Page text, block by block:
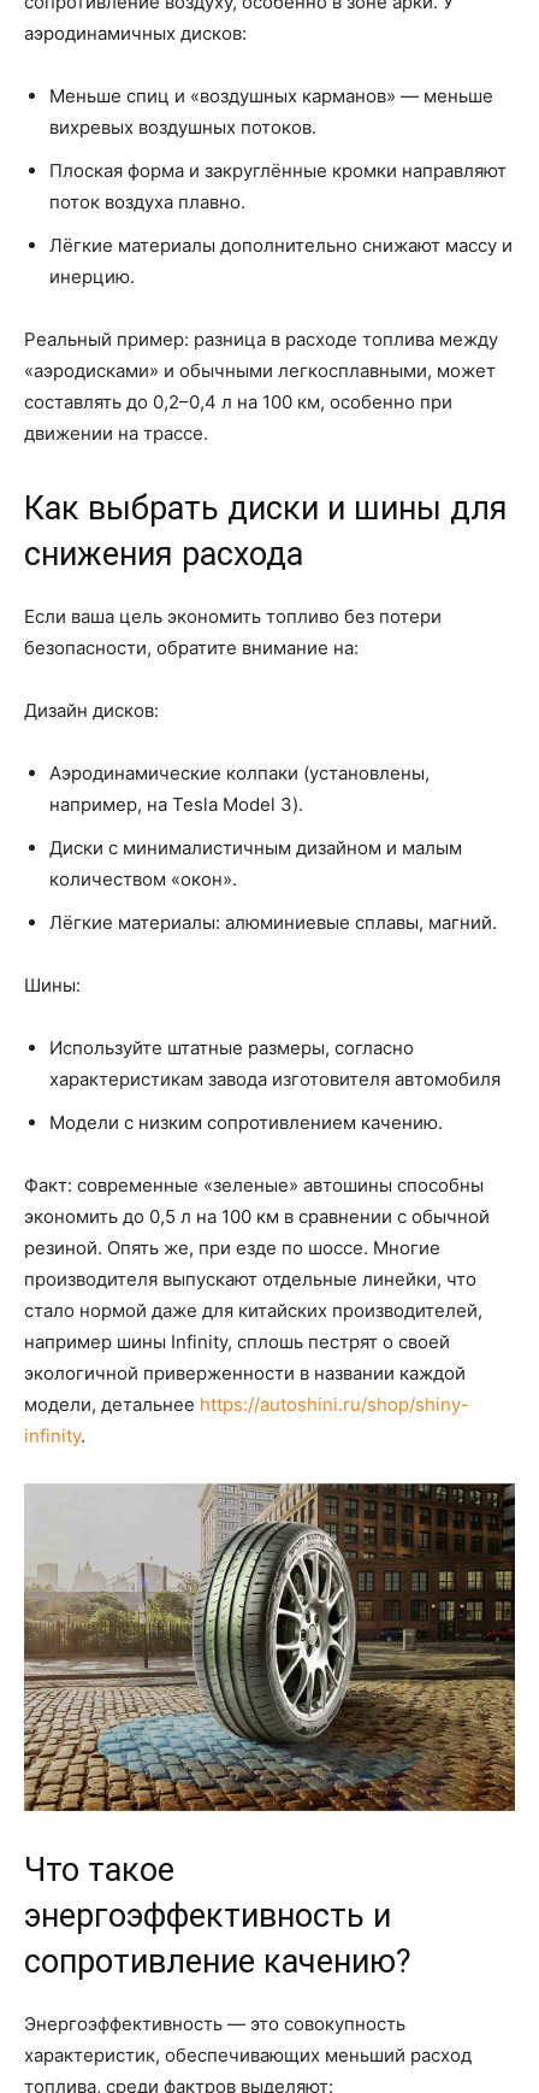
аэродинамичных дисков:
Меньше спиц и «воздушных карманов» — меньше
вихревых воздушных потоков.
Плоская форма и закруглённые кромки направляют
поток воздуха плавно.
Лёгкие материалы дополнительно снижают массу и
инерцию.
Реальный пример: разница в расходе топлива между
«аэродисками» и обычными легкосплавными, может
составлять до 0,2–0,4 л на 100 км, особенно при
движении на трассе.
Как выбрать диски и шины для
снижения расхода
Если ваша цель экономить топливо без потери
безопасности, обратите внимание на:
Дизайн дисков:
Аэродинамические колпаки (установлены,
например, на Tesla Model 3).
Диски с минималистичным дизайном и малым
количеством «окон».
Лёгкие материалы: алюминиевые сплавы, магний.
Шины:
Используйте штатные размеры, согласно
характеристикам завода изготовителя автомобиля
Модели с низким сопротивлением качению.
Факт: современные «зеленые» автошины способны
экономить до 0,5 л на 100 км в сравнении с обычной
резиной. Опять же, при езде по шоссе. Многие
производителя выпускают отдельные линейки, что
стало нормой даже для китайских производителей,
например шины Infinity, сплошь пестрят о своей
экологичной приверженности в названии каждой
модели, детальнее https://autoshini.ru/shop/shiny-
infinity.
Что такое
энергоэффективность и
сопротивление качению?
Энергоэффективность — это совокупность
характеристик, обеспечивающих меньший расход
топлива, среди фактров выделяют: